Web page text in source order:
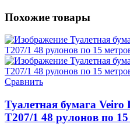
Похожие товары
Сравнить
Туалетная бумага Veiro
T207/1 48 рулонов по